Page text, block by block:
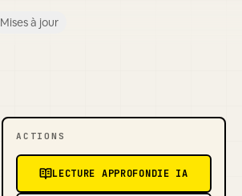
Mises à jour
ACTIONS
LECTURE APPROFONDIE IA